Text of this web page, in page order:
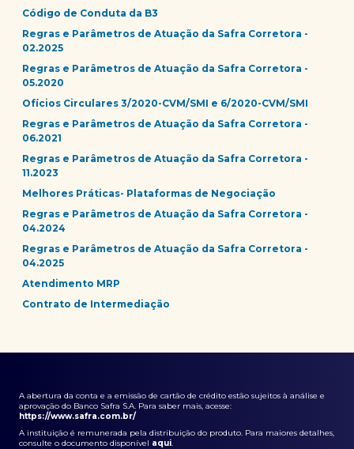
Código de Conduta da B3
Regras e Parâmetros de Atuação da Safra Corretora -
02.2025
Regras e Parâmetros de Atuação da Safra Corretora -
05.2020
Ofícios Circulares 3/2020-CVM/SMI e 6/2020-CVM/SMI
Regras e Parâmetros de Atuação da Safra Corretora -
06.2021
Regras e Parâmetros de Atuação da Safra Corretora -
11.2023
Melhores Práticas- Plataformas de Negociação
Regras e Parâmetros de Atuação da Safra Corretora -
04.2024
Regras e Parâmetros de Atuação da Safra Corretora -
04.2025
Atendimento MRP
Contrato de Intermediação
A abertura da conta e a emissão de cartão de crédito estão sujeitos à análise e
aprovação do Banco Safra S.A. Para saber mais, acesse:
https://www.safra.com.br/
A instituição é remunerada pela distribuição do produto. Para maiores detalhes,
consulte o documento disponível aqui.